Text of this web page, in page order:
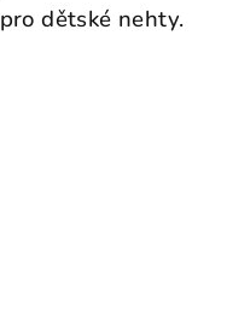
pro dětské nehty.